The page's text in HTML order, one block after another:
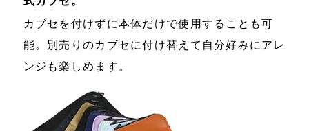
カブセを付けずに本体だけで使用することも可
能。別売りのカブセに付け替えて自分好みにアレ
ンジも楽しめます。